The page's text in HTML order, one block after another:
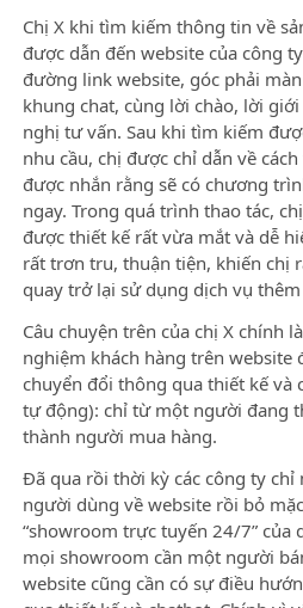
Chị X khi tìm kiếm thông tin về
được dẫn đến website của công
đường link website, góc phải
khung chat, cùng lời chào, lời
nghị tư vấn. Sau khi tìm kiếm
nhu cầu, chị được chỉ dẫn về
được nhắn rằng sẽ có chương
ngay. Trong quá trình thao tác,
được thiết kế rất vừa mắt và dễ
rất trơn tru, thuận tiện, khiến chị
quay trở lại sử dụng dịch vụ
Câu chuyện trên của chị X chính
nghiệm khách hàng trên website
chuyển đổi thông qua thiết kế và
tự động): chỉ từ một người đang
thành người mua hàng.
Đã qua rồi thời kỳ các công ty
người dùng về website rồi bỏ
“showroom trực tuyến 24/7” của
mọi showroom cần một người
website cũng cần có sự điều